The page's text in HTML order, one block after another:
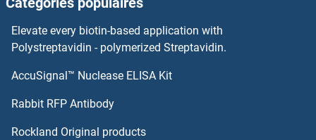
Elevate every biotin-based application with
Polystreptavidin - polymerized Streptavidin.
AccuSignal™ Nuclease ELISA Kit
Rabbit RFP Antibody
Rockland Original products